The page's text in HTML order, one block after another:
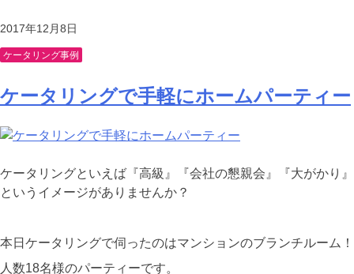
2017年12月8日
ケータリング事例
ケータリングで手軽にホームパーティー
ケータリングといえば『高級』『会社の懇親会』『大がかり』
というイメージがありませんか？
本日ケータリングで伺ったのはマンションのブランチルーム！
人数18名様のパーティーです。